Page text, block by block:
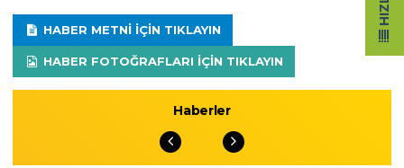
HABER METNI IÇIN TIKLAYIN
HABER FOTOĞRAFLARI IÇIN TIKLAYIN
Haberler